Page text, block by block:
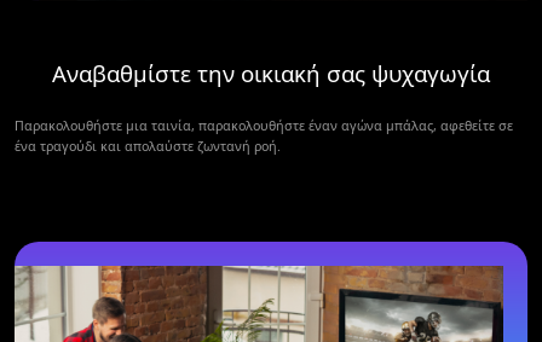
Αναβαθμίστε την οικιακή σας ψυχαγωγία
Παρακολουθήστε μια ταινία, παρακολουθήστε έναν αγώνα μπάλας, αφεθείτε σε
ένα τραγούδι και απολαύστε ζωντανή ροή.